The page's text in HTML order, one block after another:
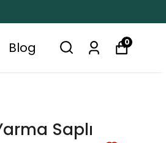
Blog 0
Saplı